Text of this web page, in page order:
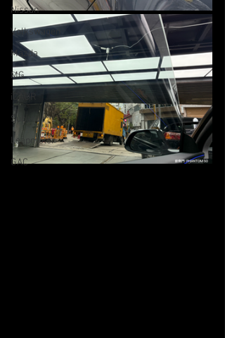
Nissan
Volkswagen
Mazda
MG
iCAUR
Subaru
Leapmotor
GAC